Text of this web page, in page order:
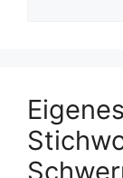
Eigenes